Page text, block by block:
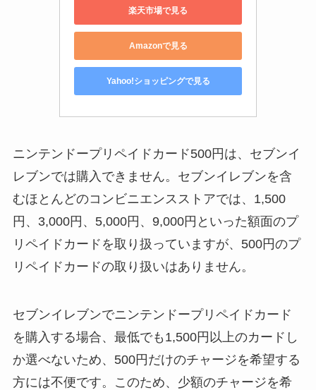
楽天市場で見る
Amazonで見る
Yahoo!ショッピングで見る
ニンテンドープリペイドカード500円は、セブンイ
レブンでは購入できません。セブンイレブンを含
むほとんどのコンビニエンスストアでは、1,500
円、3,000円、5,000円、9,000円といった額面のプ
リペイドカードを取り扱っていますが、500円のプ
リペイドカードの取り扱いはありません。
セブンイレブンでニンテンドープリペイドカード
を購入する場合、最低でも1,500円以上のカードし
か選べないため、500円だけのチャージを希望する
方には不便です。このため、少額のチャージを希